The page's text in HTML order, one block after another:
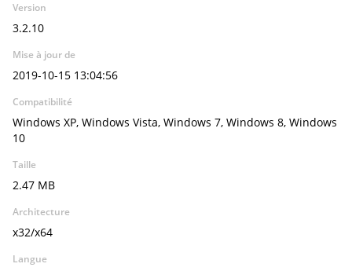
Version
3.2.10
Mise à jour de
2019-10-15 13:04:56
Compatibilité
Windows XP, Windows Vista, Windows 7, Windows 8, Windows
10
Taille
2.47 MB
Architecture
x32/x64
Langue